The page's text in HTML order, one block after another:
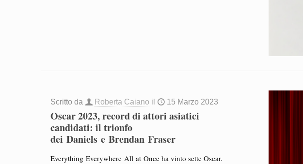
Scritto da Roberta Caiano il 15 Marzo 2023
Oscar 2023, record di attori asiatici
candidati: il trionfo
dei Daniels e Brendan Fraser
Everything Everywhere All at Once ha vinto sette Oscar.